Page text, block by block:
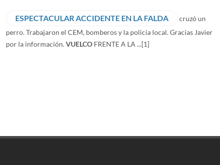
ESPECTACULAR ACCIDENTE EN LA FALDA
cruzó un
perro. Trabajaron el CEM, bomberos y la policia local. Gracias Javier
por la información.VUELCO FRENTE A LA ...[1]